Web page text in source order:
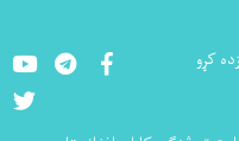
کړو YoutubeLinkedIn